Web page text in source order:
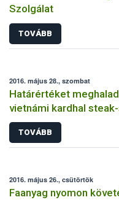
Szolgálat
TOVÁBB
2016. május 28., szombat
Határértéket
vietnámi kardhal
TOVÁBB
2016. május 26., csütörtök
Faanyag nyomon